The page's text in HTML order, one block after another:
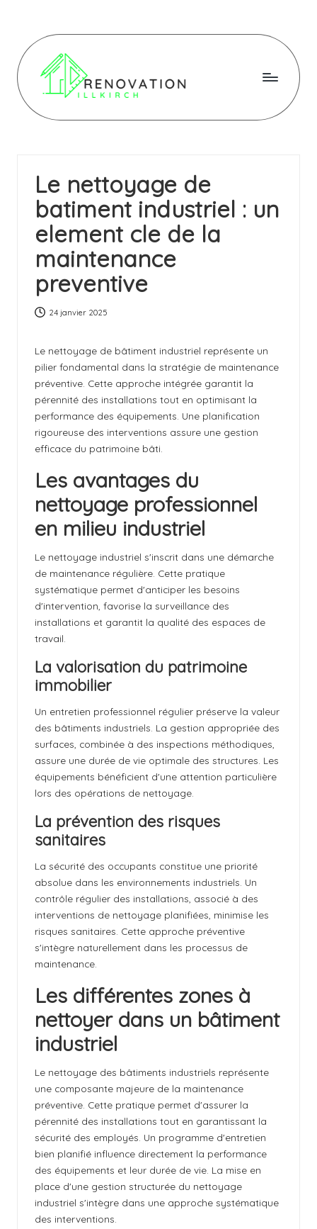
content
R
o
v
a
ti
o
n
l
k
ir
c
h
Le nettoyage de
batiment industriel : un
element cle de la
maintenance
preventive
24 janvier 2025
Le nettoyage de bâtiment industriel représente un
pilier fondamental dans la stratégie de maintenance
préventive. Cette approche intégrée garantit la
pérennité des installations tout en optimisant la
performance des équipements. Une planification
rigoureuse des interventions assure une gestion
efficace du patrimoine bâti.
Les avantages du
nettoyage professionnel
en milieu industriel
Le nettoyage industriel s'inscrit dans une démarche
de maintenance régulière. Cette pratique
systématique permet d'anticiper les besoins
d'intervention, favorise la surveillance des
installations et garantit la qualité des espaces de
travail.
La valorisation du patrimoine
immobilier
Un entretien professionnel régulier préserve la valeur
des bâtiments industriels. La gestion appropriée des
surfaces, combinée à des inspections méthodiques,
assure une durée de vie optimale des structures. Les
équipements bénéficient d'une attention particulière
lors des opérations de nettoyage.
La prévention des risques
sanitaires
La sécurité des occupants constitue une priorité
absolue dans les environnements industriels. Un
contrôle régulier des installations, associé à des
interventions de nettoyage planifiées, minimise les
risques sanitaires. Cette approche préventive
s'intègre naturellement dans les processus de
maintenance.
Les différentes zones à
nettoyer dans un bâtiment
industriel
Le nettoyage des bâtiments industriels représente
une composante majeure de la maintenance
préventive. Cette pratique permet d'assurer la
pérennité des installations tout en garantissant la
sécurité des employés. Un programme d'entretien
bien planifié influence directement la performance
des équipements et leur durée de vie. La mise en
place d'une gestion structurée du nettoyage
industriel s'intègre dans une approche systématique
des interventions.